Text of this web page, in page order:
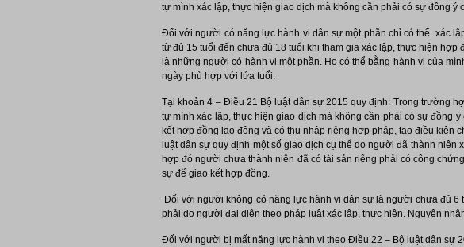
tự mình xác lập, thực hiện giao dịch mà không cần phải có sự đồng ý
Đối với người có năng lực hành vi dân sự một phần chỉ có thể xác
từ đủ 15 tuổi đến chưa đủ 18 tuổi khi tham gia xác lập, thực hiện
là những người có hành vi một phần. Họ có thể bằng hành vi của
ngày phù hợp với lứa tuổi.
Tại khoản 4 – Điều 21 Bộ luật dân sự 2015 quy định: Trong trường
tự mình xác lập, thực hiện giao dịch mà không cần phải có sự đồng
kết hợp đồng lao động và có thu nhập riêng hợp pháp, tạo điều kiện
luật dân sự quy định một số giao dịch cụ thể do người đã thành
hợp đó người chưa thành niên đã có tài sản riêng phải có công
sự để giao kết hợp đồng.
Đối với người không có năng lực hành vi dân sự là người chưa đủ 6
phải do người đại diện theo pháp luật xác lập, thực hiện. Nguyên
Đối với người bị mất năng lực hành vi theo Điều 22 – Bộ luật dân sự